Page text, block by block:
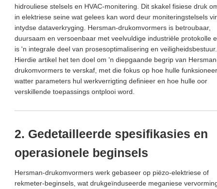
hidrouliese stelsels en HVAC-monitering. Dit skakel fisiese druk
in elektriese seine wat gelees kan word deur moniteringstelsels vir
intydse dataverkryging. Hersman-drukomvormers is betroubaar,
duursaam en versoenbaar met veelvuldige industriële protokolle
is 'n integrale deel van prosesoptimalisering en veiligheidsbestuur.
Hierdie artikel het ten doel om 'n diepgaande begrip van
drukomvormers te verskaf, met die fokus op hoe hulle
watter parameters hul werkverrigting definieer en hoe hulle oor
verskillende toepassings ontplooi word.
2. Gedetailleerde spesifikasies en
operasionele beginsels
Hersman-drukomvormers werk gebaseer op piëzo-elektriese of
rekmeter-beginsels, wat drukgeïnduseerde meganiese